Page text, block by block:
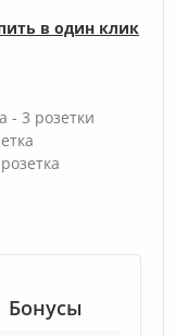
в один клик
- 3 розетки
Бонусы